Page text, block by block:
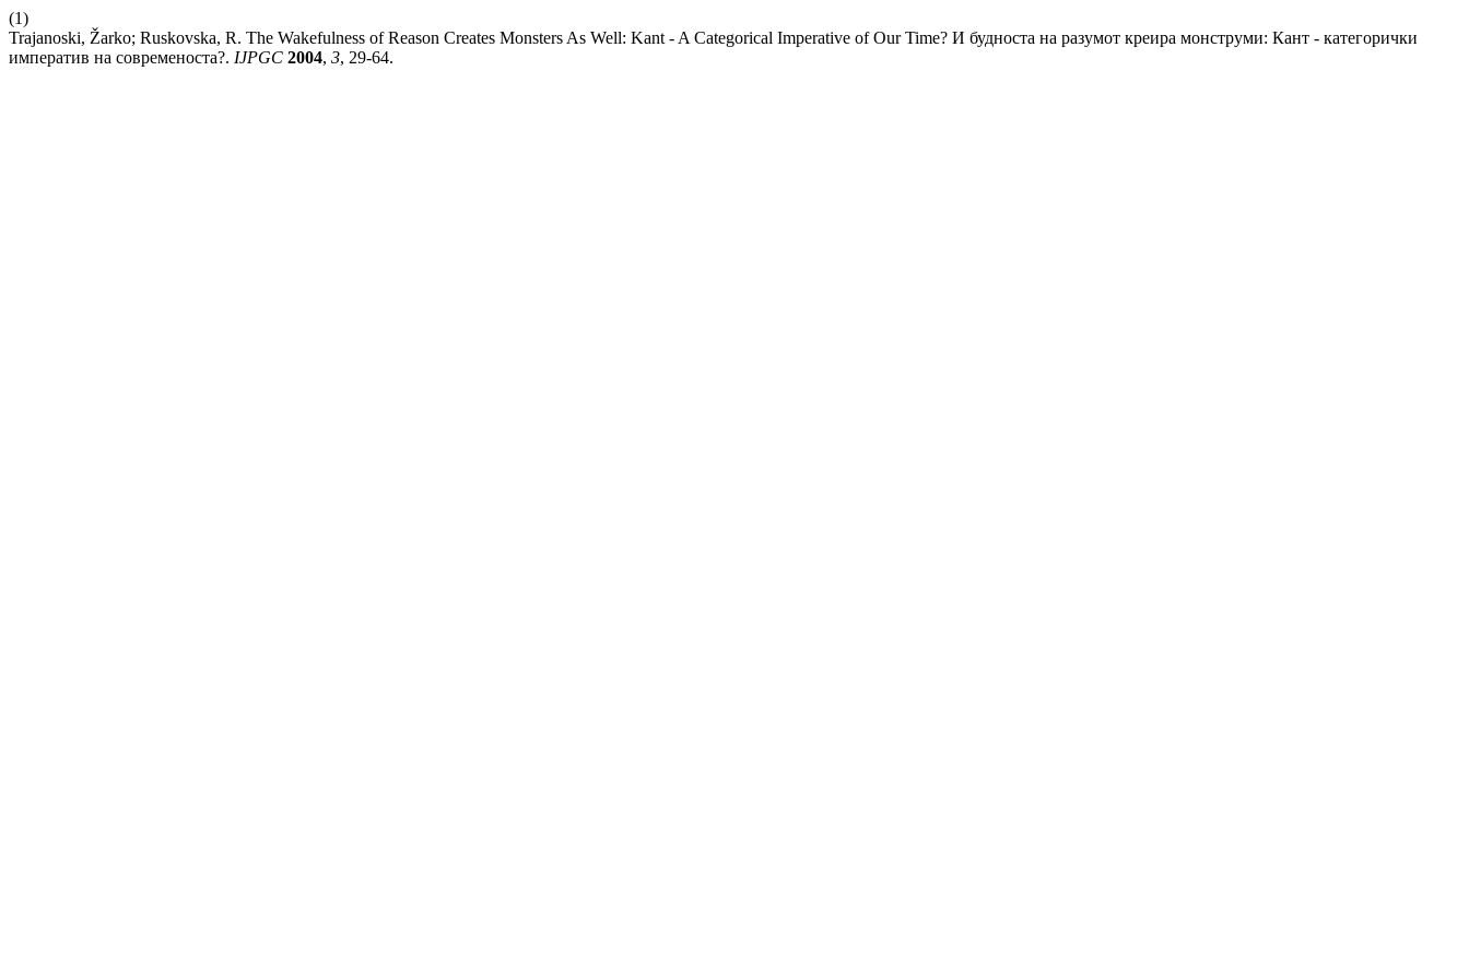
(1)
Trajanoski, Žarko; Ruskovska, R. The Wakefulness of Reason Creates Monsters As Well: Kant - A Categorical Imperative of Our Time? И будноста на разумот креира монструми: Кант - категорички
императив на современоста?. IJPGC 2004, 3, 29-64.